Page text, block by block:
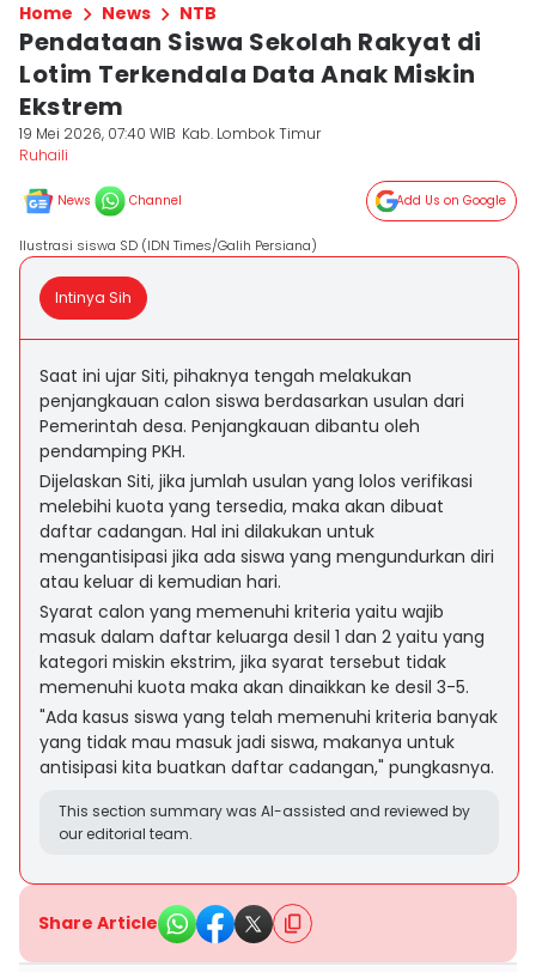
Home News NTB
Pendataan Siswa Sekolah Rakyat di
Lotim Terkendala Data Anak Miskin
Ekstrem
19 Mei 2026, 07:40 WIB Kab. Lombok Timur
Ruhaili
News Channel Add Us on Google
Ilustrasi siswa SD (IDN Times/Galih Persiana)
Intinya Sih
Saat ini ujar Siti, pihaknya tengah melakukan
penjangkauan calon siswa berdasarkan usulan dari
Pemerintah desa. Penjangkauan dibantu oleh
pendamping PKH.
Dijelaskan Siti, jika jumlah usulan yang lolos verifikasi
melebihi kuota yang tersedia, maka akan dibuat
daftar cadangan. Hal ini dilakukan untuk
mengantisipasi jika ada siswa yang mengundurkan diri
atau keluar di kemudian hari.
Syarat calon yang memenuhi kriteria yaitu wajib
masuk dalam daftar keluarga desil 1 dan 2 yaitu yang
kategori miskin ekstrim, jika syarat tersebut tidak
memenuhi kuota maka akan dinaikkan ke desil 3-5.
"Ada kasus siswa yang telah memenuhi kriteria banyak
yang tidak mau masuk jadi siswa, makanya untuk
antisipasi kita buatkan daftar cadangan," pungkasnya.
This section summary was AI-assisted and reviewed by
our editorial team.
Share Article